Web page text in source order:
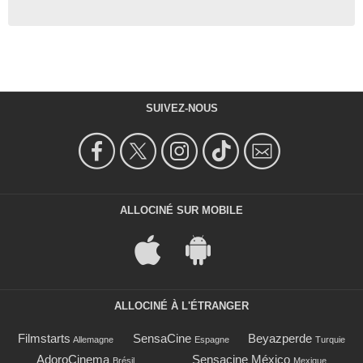
SUIVEZ-NOUS
ALLOCINÉ SUR MOBILE
ALLOCINÉ À L'ÉTRANGER
Filmstarts Allemagne SensaCine Espagne Beyazperde Turquie
AdoroCinema Brésil Sensacine México Mexique